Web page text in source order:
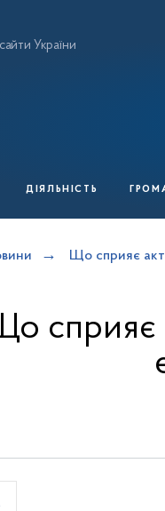
України
ДІЯЛЬНІСТЬ
Що сприяє
сприяє